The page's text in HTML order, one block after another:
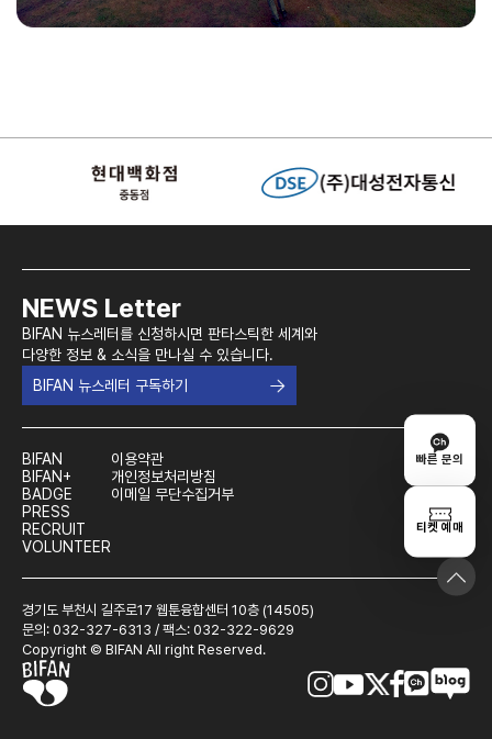
빠른 문의
티켓 예매
NEWS Letter
BIFAN 뉴스레터를 신청하시면 판타스틱한 세계와
다양한 정보 & 소식을 만나실 수 있습니다.
BIFAN 뉴스레터 구독하기
BIFAN
BIFAN+
BADGE
PRESS
RECRUIT
VOLUNTEER
이용약관
개인정보처리방침
이메일 무단수집거부
경기도 부천시 길주로17 웹툰융합센터 10층 (14505)
문의: 032-327-6313 / 팩스: 032-322-9629
Copyright © BIFAN All right Reserved.